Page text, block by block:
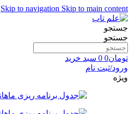
Skip to navigation Skip to main content
جستجو
جستجو
تومان0
0 سبد خرید
ورود/ثبت نام
ویژه